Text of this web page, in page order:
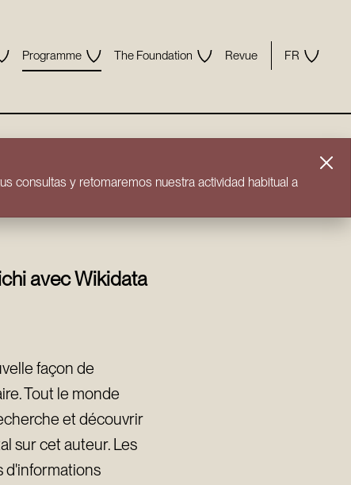
Programme The Foundation Revue FR
consultas y retomaremos nuestra actividad habitual a
avec Wikidata
façon de
Tout le monde
et découvrir
sur cet auteur. Les
d'informations